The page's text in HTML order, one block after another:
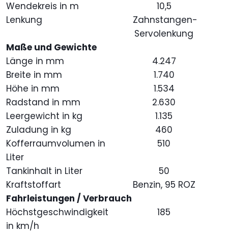
Wendekreis in m
10,5
Lenkung
Zahnstangen-
Servolenkung
Maße und Gewichte
Länge in mm
4.247
Breite in mm
1.740
Höhe in mm
1.534
Radstand in mm
2.630
Leergewicht in kg
1.135
Zuladung in kg
460
Kofferraumvolumen in
Liter
510
Tankinhalt in Liter
50
Kraftstoffart
Benzin, 95 ROZ
Fahrleistungen / Verbrauch
Höchstgeschwindigkeit
in km/h
185